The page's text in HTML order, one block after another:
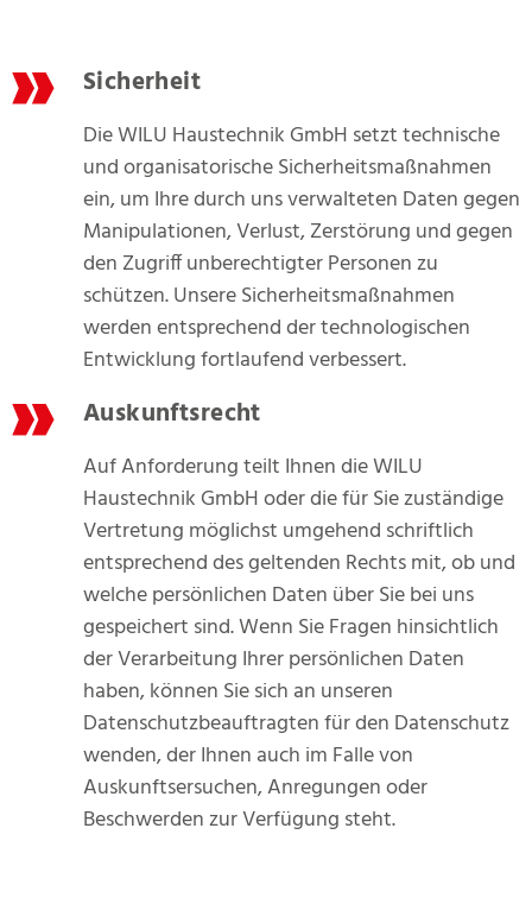
Sicherheit
Die WILU Haustechnik GmbH setzt technische
und organisatorische Sicherheitsmaßnahmen
ein, um Ihre durch uns verwalteten Daten gegen
Manipulationen, Verlust, Zerstörung und gegen
den Zugriff unberechtigter Personen zu
schützen. Unsere Sicherheitsmaßnahmen
werden entsprechend der technologischen
Entwicklung fortlaufend verbessert.
Auskunftsrecht
Auf Anforderung teilt Ihnen die WILU
Haustechnik GmbH oder die für Sie zuständige
Vertretung möglichst umgehend schriftlich
entsprechend des geltenden Rechts mit, ob und
welche persönlichen Daten über Sie bei uns
gespeichert sind. Wenn Sie Fragen hinsichtlich
der Verarbeitung Ihrer persönlichen Daten
haben, können Sie sich an unseren
Datenschutzbeauftragten für den Datenschutz
wenden, der Ihnen auch im Falle von
Auskunftsersuchen, Anregungen oder
Beschwerden zur Verfügung steht.